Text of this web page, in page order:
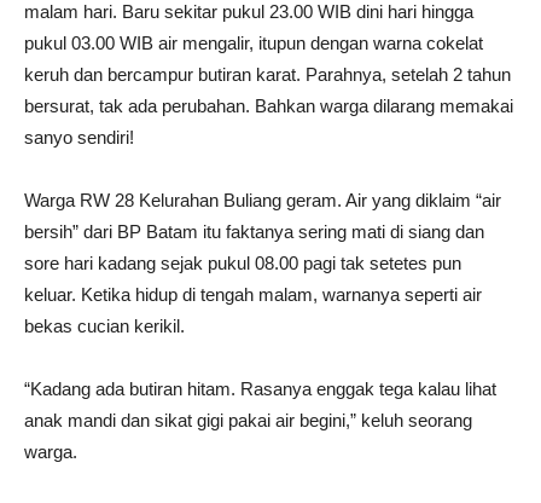
malam hari. Baru sekitar pukul 23.00 WIB dini hari hingga
pukul 03.00 WIB air mengalir, itupun dengan warna cokelat
keruh dan bercampur butiran karat. Parahnya, setelah 2 tahun
bersurat, tak ada perubahan. Bahkan warga dilarang memakai
sanyo sendiri!
Warga RW 28 Kelurahan Buliang geram. Air yang diklaim “air
bersih” dari BP Batam itu faktanya sering mati di siang dan
sore hari kadang sejak pukul 08.00 pagi tak setetes pun
keluar. Ketika hidup di tengah malam, warnanya seperti air
bekas cucian kerikil.
“Kadang ada butiran hitam. Rasanya enggak tega kalau lihat
anak mandi dan sikat gigi pakai air begini,” keluh seorang
warga.